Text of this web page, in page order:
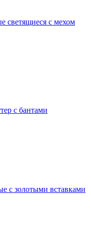
светящиеся с мехом
с бантами
с золотыми вставками